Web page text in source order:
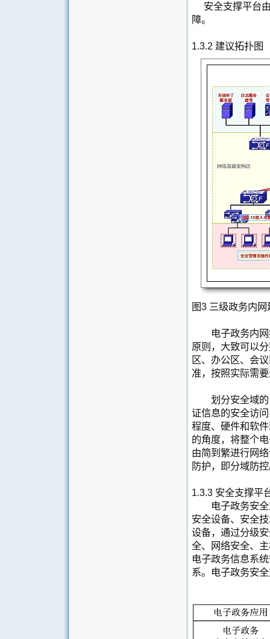
安全支撑平台由
障。
1.3.2 建议拓扑图
图3 三级政务内
电子政务内网
原则，大致可以
区、办公区、会
准，按照实际需
划分安全域的
证信息的安全访
程度、硬件和软
的角度，将整个
由简到繁进行网
防护，即分域防
1.3.3 安全支撑平
电子政务安全
安全设备、安全
设备，通过分级
全、网络安全、
电子政务信息系
系。电子政务安